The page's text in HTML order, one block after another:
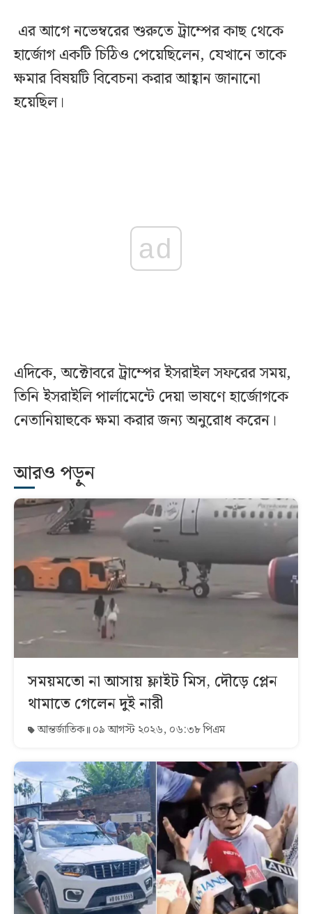
এর আগে নভেম্বরের শুরুতে ট্রাম্পের কাছ থেকে
হার্জোগ একটি চিঠিও পেয়েছিলেন, যেখানে তাকে
ক্ষমার বিষয়টি বিবেচনা করার আহ্বান জানানো
হয়েছিল।
ad
এদিকে, অক্টোবরে ট্রাম্পের ইসরাইল সফরের সময়,
তিনি ইসরাইলি পার্লামেন্টে দেয়া ভাষণে হার্জোগকে
নেতানিয়াহুকে ক্ষমা করার জন্য অনুরোধ করেন।
আরও পড়ুন
সময়মতো না আসায় ফ্লাইট মিস, দৌড়ে প্লেন
থামাতে গেলেন দুই নারী
আন্তর্জাতিক ০৯ আগস্ট ২০২৬, ০৬:৩৮ পিএম